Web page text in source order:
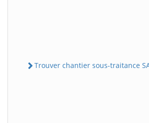
Trouver chantier sous-traitance